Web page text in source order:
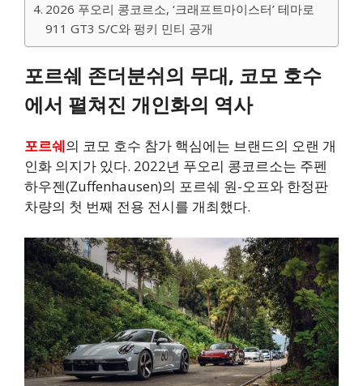
2026 푸오리 콩코르소, ‘크래프트마이스터’ 테마로
911 GT3 S/C와 펑키 민티 공개
포르쉐 존더분쉬의 무대, 코모 호수
에서 펼쳐진 개인화의 역사
포르쉐의 코모 호수 참가 핵심에는 브랜드의 오랜 개
인화 의지가 있다. 2022년 푸오리 콩코르소는 주펜
하우젠(Zuffenhausen)의 포르쉐 원-오프와 한정판
차량의 첫 번째 전용 전시를 개최했다.